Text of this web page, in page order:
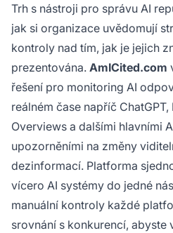
Trh s nástroji pro správu AI
jak si organizace uvědomují
kontroly nad tím, jak je jejich
prezentována. AmICited.com
řešení pro monitoring AI
reálném čase napříč
Overviews a dalšími hlavními
upozorněními na změny
dezinformací. Platforma
vícero AI systémy do jedné
manuální kontroly každé
srovnání s konkurencí, abyste